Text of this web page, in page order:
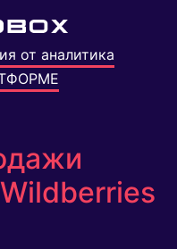
от аналитика